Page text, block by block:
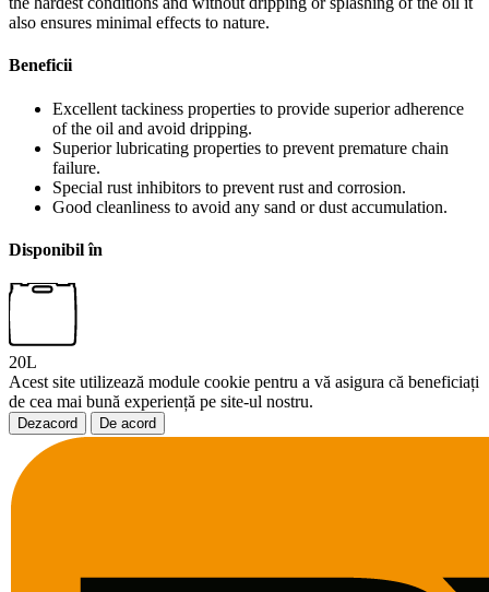
also ensures minimal effects to nature.
Beneficii
Excellent tackiness properties to provide superior adherence
of the oil and avoid dripping.
Superior lubricating properties to prevent premature chain
failure.
Special rust inhibitors to prevent rust and corrosion.
Good cleanliness to avoid any sand or dust accumulation.
Disponibil în
20L
Acest site utilizează module cookie pentru a vă asigura că beneficiați
de cea mai bună experiență pe site-ul nostru.
Dezacord De acord